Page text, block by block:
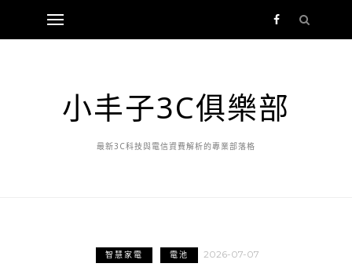
小丰子3C俱樂部
最新3C科技與電信資費解析的專業部落格
智慧家電 電池 2026-07-07